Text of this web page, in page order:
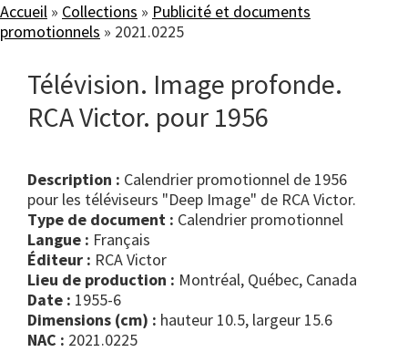
Accueil » Collections » Publicité et documents
promotionnels » 2021.0225
Télévision. Image profonde.
RCA Victor. pour 1956
Description : Calendrier promotionnel de 1956
pour les téléviseurs "Deep Image" de RCA Victor.
Type de document :
calendrier promotionnel
Langue : Français
Éditeur : RCA Victor
Lieu de production : Montréal, Québec, Canada
Date : 1955-6
Dimensions (cm) : hauteur 10.5, largeur 15.6
NAC : 2021.0225